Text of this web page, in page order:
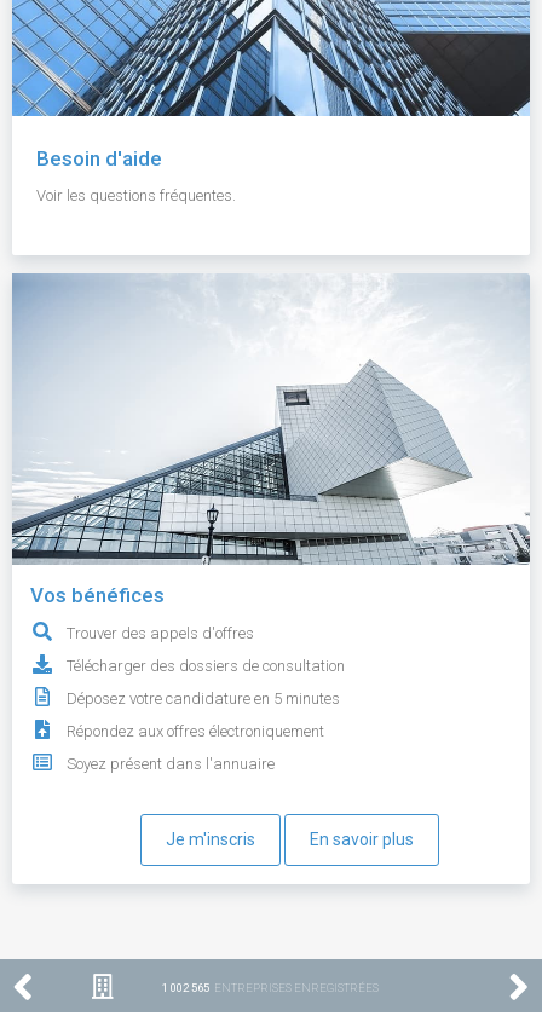
Besoin d'aide
Voir les questions fréquentes.
Vos bénéfices
Trouver des appels d'offres
Télécharger des dossiers de consultation
Déposez votre candidature en 5 minutes
Répondez aux offres électroniquement
Soyez présent dans l'annuaire
Je m'inscris En savoir plus
1 002 565 ENTREPRISES ENREGISTRÉES